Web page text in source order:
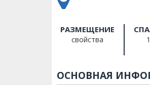
РАЗМЕЩЕНИЕ
свойства 1
ОСНОВНАЯ